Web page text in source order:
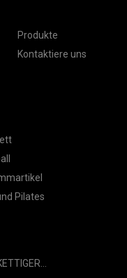
Produkte
Kontaktiere uns
Pilates